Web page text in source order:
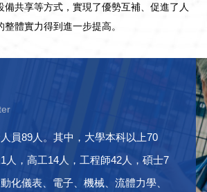
備共享等方式，實現了優勢互補、促進了人
體實力得到進一步提高。
員89人。其中，大學本科以上70
人，高工14人，工程師42人，碩士7
化儀表、電子、機械、流體力學、